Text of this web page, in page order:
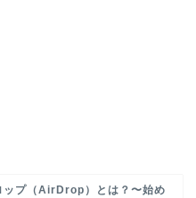
ップ（AirDrop）とは？〜始め